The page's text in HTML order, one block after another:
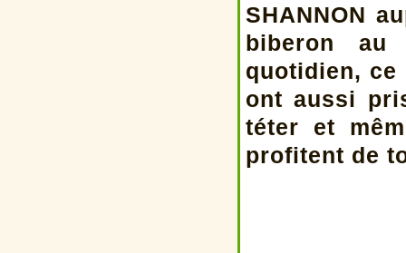
SHANNON
biberon
quotidien,
ont aussi
téter et
profitent de